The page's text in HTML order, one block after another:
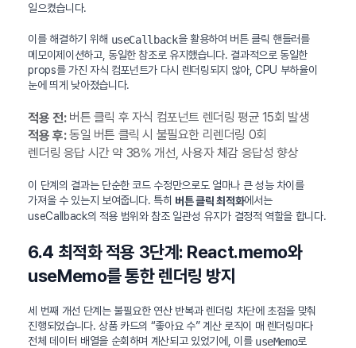
일으켰습니다.
이를 해결하기 위해 useCallback을 활용하여 버튼 클릭 핸들러를
메모이제이션하고, 동일한 참조로 유지했습니다. 결과적으로 동일한
props를 가진 자식 컴포넌트가 다시 렌더링되지 않아, CPU 부하율이
눈에 띄게 낮아졌습니다.
적용 전:버튼 클릭 후 자식 컴포넌트 렌더링 평균 15회 발생
적용 후:동일 버튼 클릭 시 불필요한 리렌더링 0회
렌더링 응답 시간 약 38% 개선, 사용자 체감 응답성 향상
이 단계의 결과는 단순한 코드 수정만으로도 얼마나 큰 성능 차이를
가져올 수 있는지 보여줍니다. 특히 버튼 클릭 최적화에서는
useCallback의 적용 범위와 참조 일관성 유지가 결정적 역할을 합니다.
6.4 최적화 적용 3단계: React.memo와
useMemo를 통한 렌더링 방지
세 번째 개선 단계는 불필요한 연산 반복과 렌더링 차단에 초점을 맞춰
진행되었습니다. 상품 카드의 “좋아요 수” 계산 로직이 매 렌더링마다
전체 데이터 배열을 순회하며 계산되고 있었기에, 이를 useMemo로